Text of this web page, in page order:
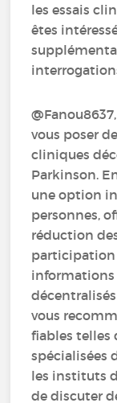
les essais
êtes
vous poser
cliniques
Parkinson.
une option
personnes,
réduction
participation
informations
vous
fiables telles
spécialisées
les instituts
de discuter